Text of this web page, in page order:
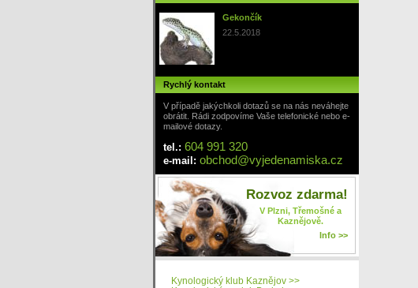
Gekončík
22.5.2018
Rychlý kontakt
V případě jakýchkoli dotazů se na nás neváhejte
obrátit. Rádi zodpovíme Vaše telefonické nebo e-
mailové dotazy.
tel.: 604 991 320
e-mail: obchod@vyjedenamiska.cz
Rozvoz zdarma!
V Plzni, Třemošné a
Kaznějově.
Info >>
Kynologický klub Kaznějov >>